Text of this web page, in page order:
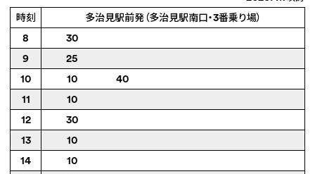
時刻
多治見駅前発（多治見駅南口・3番乗り場）
8
30
9
25
10
10
40
11
10
12
30
13
10
14
10